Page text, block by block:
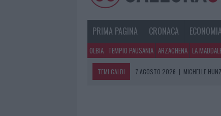
PRIMA PAGINA CRONACA ECONOMIA
OLBIA TEMPIO PAUSANIA ARZACHENA LA
TEMI CALDI 7 AGOSTO 2026 | MICHELLE